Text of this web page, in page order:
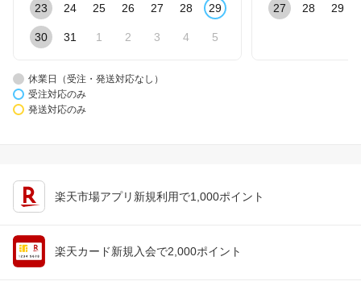
23 24 25 26 27 28 29
30 31 1 2 3 4 5
27 28 29
休業日（受注・発送対応なし）
受注対応のみ
発送対応のみ
楽天市場アプリ新規利用で1,000ポイント
楽天カード新規入会で2,000ポイント